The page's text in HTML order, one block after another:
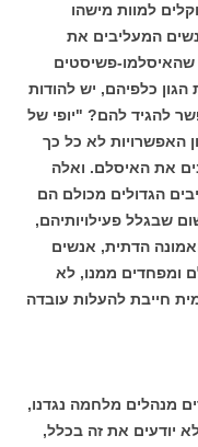
למוות מישהו
המעליבים את
שהאיסלמו-פשיסטים
הגון כלפיהם, יש להודות
להגיד להם? "יופי של
האפשרויות לא כל כך
את האיסלם. ואלה
הגדולים מכולם הם
שבגלל פעילויותיהם,
הדתית, אנשים
ומפחדים ממנו, לא
חייבת להעלות עובדה
מנהלים מלחמה נגדנו,
יודעים את זה בכלל,